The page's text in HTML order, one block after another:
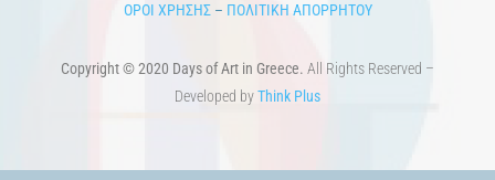
ΟΡΟΙ ΧΡΗΣΗΣ– ΠΟΛΙΤΙΚΗ ΑΠΟΡΡΗΤΟΥ
Copyright © 2020 Days of Art in Greece. All Rights Reserved –
Developed byThink Plus